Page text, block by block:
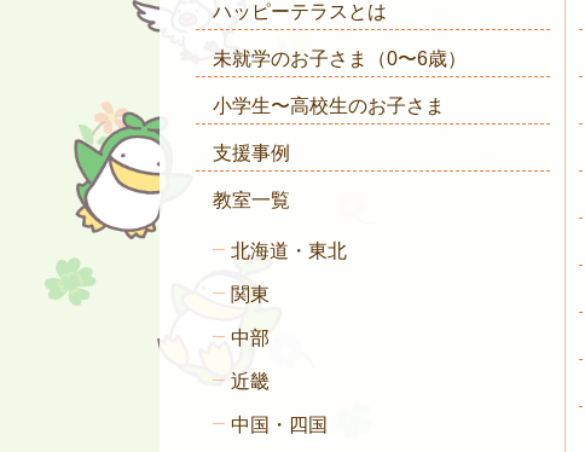
ハッピーテラスとは
未就学のお子さま （0〜6歳）
小学生〜高校生のお子さま
支援事例
教室一覧
北海道・東北
関東
中部
近畿
中国・四国